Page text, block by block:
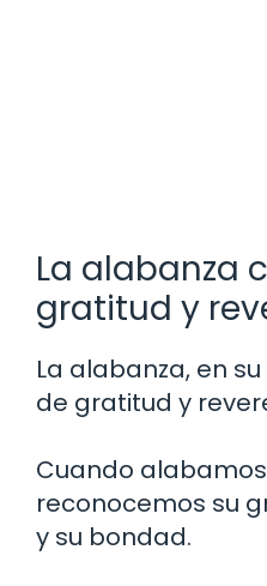
La alabanza
gratitud y
La alabanza, en
de gratitud y
Cuando
reconocemos su
y su bondad.